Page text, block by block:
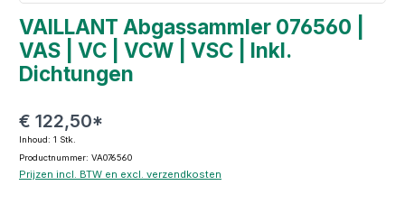
VAILLANT Abgassammler 076560 |
VAS | VC | VCW | VSC | Inkl.
Dichtungen
€ 122,50*
Inhoud: 1 Stk.
Productnummer: VA076560
Prijzen incl. BTW en excl. verzendkosten